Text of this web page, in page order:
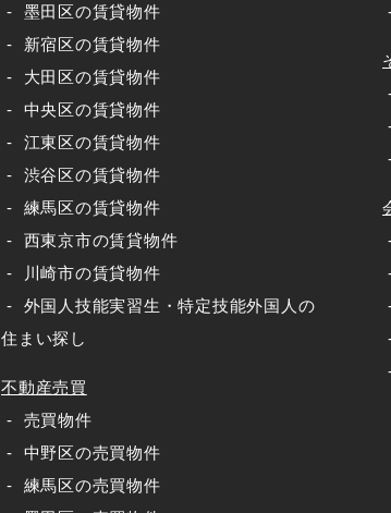
墨田区の賃貸物件
新宿区の賃貸物件
大田区の賃貸物件
中央区の賃貸物件
江東区の賃貸物件
渋谷区の賃貸物件
練馬区の賃貸物件
西東京市の賃貸物件
川崎市の賃貸物件
外国人技能実習生・特定技能外国人の
住まい探し
不動産売買
売買物件
中野区の売買物件
練馬区の売買物件